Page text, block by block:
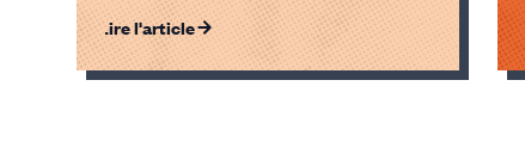
Lire l'article
Éléments